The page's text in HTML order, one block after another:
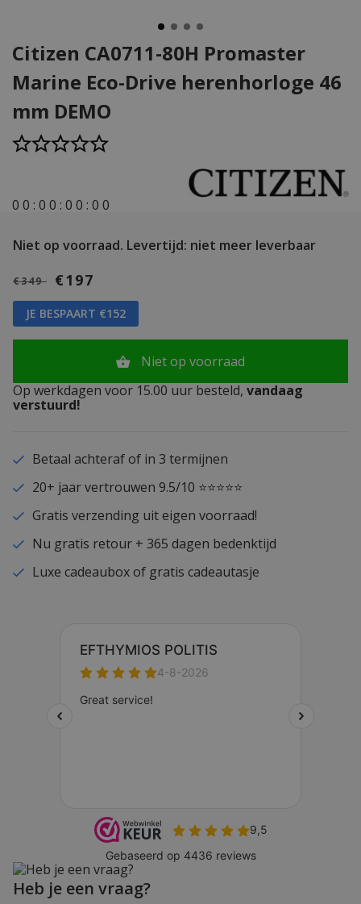
Citizen CA0711-80H Promaster
Marine Eco-Drive herenhorloge 46
mm DEMO
0 0 : 0 0 : 0 0 : 0 0
Niet op voorraad. Levertijd: niet meer leverbaar
€349 €197
JE BESPAART €152
Niet op voorraad
Op werkdagen voor 15.00 uur besteld, vandaag
verstuurd!
Betaal achteraf of in 3 termijnen
20+ jaar vertrouwen 9.5/10 ⭐⭐⭐⭐⭐
Gratis verzending uit eigen voorraad!
Nu gratis retour + 365 dagen bedenktijd
Luxe cadeaubox of gratis cadeautasje
Heb je een vraag?